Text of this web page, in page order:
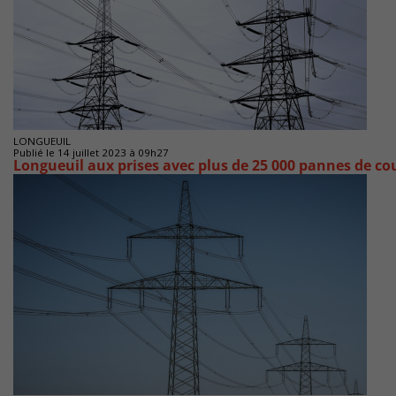
LONGUEUIL
Publié le 14 juillet 2023 à 09h27
Longueuil aux prises avec plus de 25 000 pannes de